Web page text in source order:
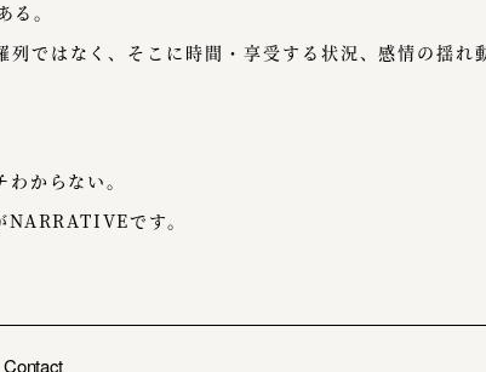
。
ではなく、そこに時間・享受する状況、感情の揺れ
からない。
NARRATIVEです。
Contact